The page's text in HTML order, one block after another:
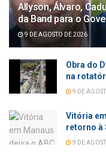
Allyson, Álvaro,
da Band para o
9 DE AGOSTO DE 2026
Obra do
na
9 DE
Vitória
retorno à
9 DE